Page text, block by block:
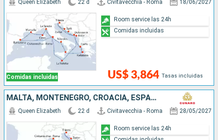
Comidas incluidas
Queen Elizabeth 22 d Civitavecchia - Roma 18/06/2027
US$ 3,864 Tasas incluidas
Room service las 24h
Comidas incluidas
MALTA, MONTENEGRO, CROACIA, ESPAÑA, FRANCIA, ITALIA
Queen Elizabeth 22 d Civitavecchia - Roma 28/05/2027
Room service las 24h